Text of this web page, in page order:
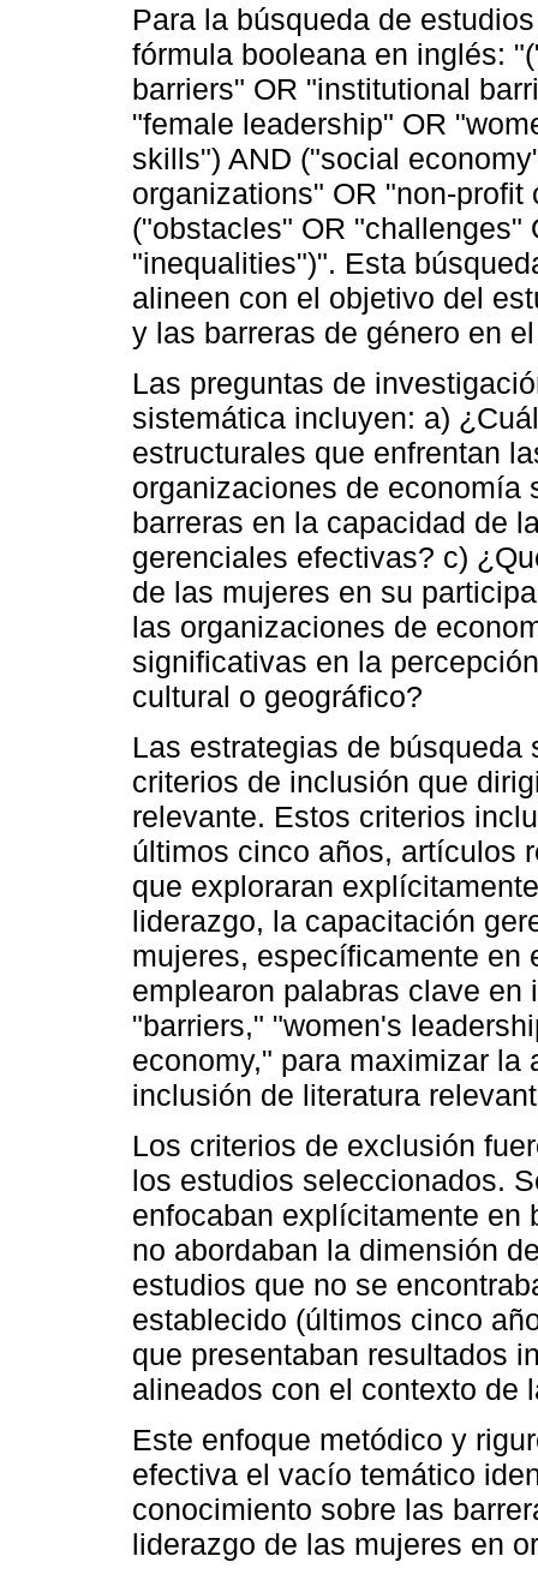
Para la búsqueda de
fórmula booleana en inglés:
barriers" OR "institutional
"female leadership" OR
skills") AND ("social
organizations" OR "non-
("obstacles" OR "challenges"
"inequalities")". Esta
alineen con el objetivo del
y las barreras de género en
Las preguntas de
sistemática incluyen: a)
estructurales que enfrentan
organizaciones de economía
barreras en la capacidad de
gerenciales efectivas? c)
de las mujeres en su
las organizaciones de
significativas en la
cultural o geográfico?
Las estrategias de
criterios de inclusión que
relevante. Estos criterios
últimos cinco años, artículos
que exploraran
liderazgo, la capacitación
mujeres, específicamente en
emplearon palabras clave
"barriers," "women's
economy," para maximizar
inclusión de literatura
Los criterios de exclusión
los estudios seleccionados.
enfocaban explícitamente en
no abordaban la dimensión
estudios que no se
establecido (últimos cinco
que presentaban resultados
alineados con el contexto de
Este enfoque metódico y
efectiva el vacío temático
conocimiento sobre las
liderazgo de las mujeres en